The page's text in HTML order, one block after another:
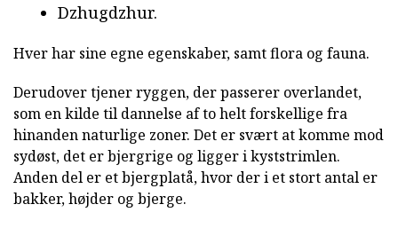
Dzhugdzhur.
Hver har sine egne egenskaber, samt flora og fauna.
Derudover tjener ryggen, der passerer overlandet,
som en kilde til dannelse af to helt forskellige fra
hinanden naturlige zoner. Det er svært at komme mod
sydøst, det er bjergrige og ligger i kyststrimlen.
Anden del er et bjergplatå, hvor der i et stort antal er
bakker, højder og bjerge.